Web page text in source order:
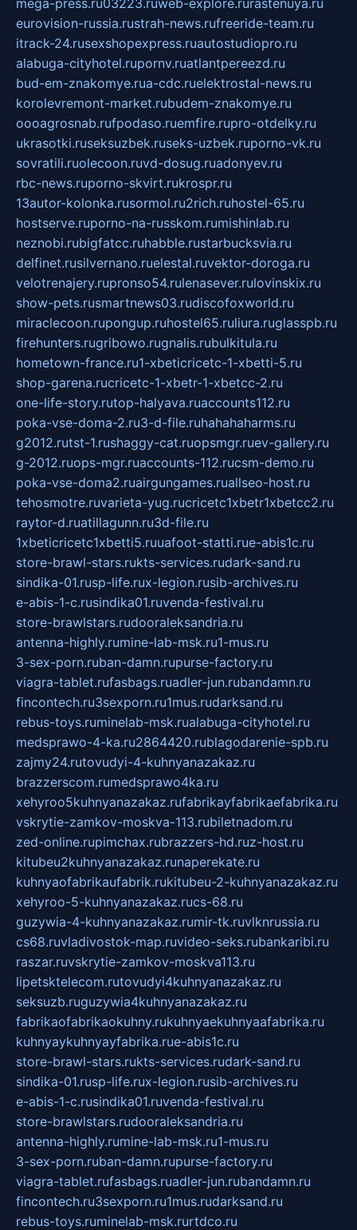
eurovision-russia.rustrah-news.rufreeride-team.ru
itrack-24.rusexshopexpress.ruautostudiopro.ru
alabuga-cityhotel.rupornv.ruatlantpereezd.ru
bud-em-znakomye.rua-cdc.ruelektrostal-news.ru
korolevremont-market.rubudem-znakomye.ru
oooagrosnab.rufpodaso.ruemfire.rupro-otdelky.ru
ukrasotki.ruseksuzbek.ruseks-uzbek.ruporno-vk.ru
sovratili.ruolecoon.ruvd-dosug.ruadonyev.ru
rbc-news.ruporno-skvirt.rukrospr.ru
13autor-kolonka.rusormol.ru2rich.ruhostel-65.ru
hostserve.ruporno-na-russkom.rumishinlab.ru
neznobi.rubigfatcc.ruhabble.rustarbucksvia.ru
delfinet.rusilvernano.ruelestal.ruvektor-doroga.ru
velotrenajery.rupronso54.rulenasever.rulovinskix.ru
show-pets.rusmartnews03.rudiscofoxworld.ru
miraclecoon.rupongup.ruhostel65.ruliura.ruglasspb.ru
firehunters.rugribowo.rugnalis.rubulkitula.ru
hometown-france.ru1-xbeticricetc-1-xbetti-5.ru
shop-garena.rucricetc-1-xbetr-1-xbetcc-2.ru
one-life-story.rutop-halyava.ruaccounts112.ru
poka-vse-doma-2.ru3-d-file.ruhahahaharms.ru
g2012.rutst-1.rushaggy-cat.ruopsmgr.ruev-gallery.ru
g-2012.ruops-mgr.ruaccounts-112.rucsm-demo.ru
poka-vse-doma2.ruairgungames.ruallseo-host.ru
tehosmotre.ruvarieta-yug.rucricetc1xbetr1xbetcc2.ru
raytor-d.ruatillagunn.ru3d-file.ru
1xbeticricetc1xbetti5.ruuafoot-statti.rue-abis1c.ru
store-brawl-stars.rukts-services.rudark-sand.ru
sindika-01.rusp-life.rux-legion.rusib-archives.ru
e-abis-1-c.rusindika01.ruvenda-festival.ru
store-brawlstars.rudooraleksandria.ru
antenna-highly.rumine-lab-msk.ru1-mus.ru
3-sex-porn.ruban-damn.rupurse-factory.ru
viagra-tablet.rufasbags.ruadler-jun.rubandamn.ru
fincontech.ru3sexporn.ru1mus.rudarksand.ru
rebus-toys.ruminelab-msk.rualabuga-cityhotel.ru
medsprawo-4-ka.ru2864420.rublagodarenie-spb.ru
zajmy24.rutovudyi-4-kuhnyanazakaz.ru
brazzerscom.rumedsprawo4ka.ru
xehyroo5kuhnyanazakaz.rufabrikayfabrikaefabrika.ru
vskrytie-zamkov-moskva-113.rubiletnadom.ru
zed-online.rupimchax.rubrazzers-hd.ruz-host.ru
kitubeu2kuhnyanazakaz.runaperekate.ru
kuhnyaofabrikaufabrik.rukitubeu-2-kuhnyanazakaz.ru
xehyroo-5-kuhnyanazakaz.rucs-68.ru
guzywia-4-kuhnyanazakaz.rumir-tk.ruvlknrussia.ru
cs68.ruvladivostok-map.ruvideo-seks.rubankaribi.ru
raszar.ruvskrytie-zamkov-moskva113.ru
lipetsktelecom.rutovudyi4kuhnyanazakaz.ru
seksuzb.ruguzywia4kuhnyanazakaz.ru
fabrikaofabrikaokuhny.rukuhnyaekuhnyaafabrika.ru
kuhnyaykuhnyayfabrika.rue-abis1c.ru
store-brawl-stars.rukts-services.rudark-sand.ru
sindika-01.rusp-life.rux-legion.rusib-archives.ru
e-abis-1-c.rusindika01.ruvenda-festival.ru
store-brawlstars.rudooraleksandria.ru
antenna-highly.rumine-lab-msk.ru1-mus.ru
3-sex-porn.ruban-damn.rupurse-factory.ru
viagra-tablet.rufasbags.ruadler-jun.rubandamn.ru
fincontech.ru3sexporn.ru1mus.rudarksand.ru
rebus-toys.ruminelab-msk.rurtdco.ru